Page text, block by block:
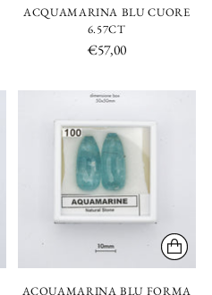
ACQUAMARINA BLU CUORE
6.57CT
€57,00
ACQUAMARINA BLU FORMA